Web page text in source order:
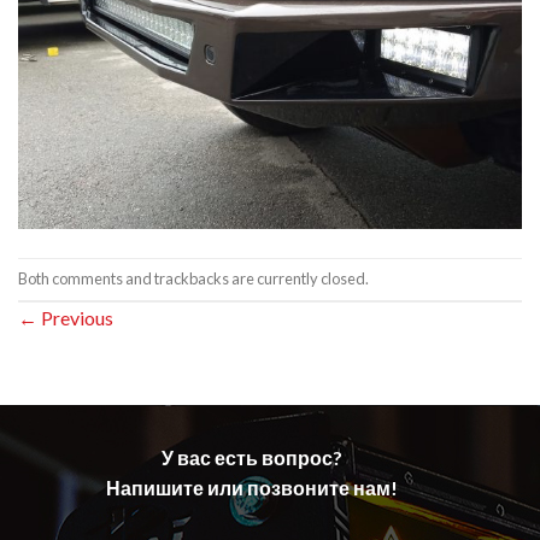
Both comments and trackbacks are currently closed.
← Previous
У вас есть вопрос?
Напишите или позвоните нам!